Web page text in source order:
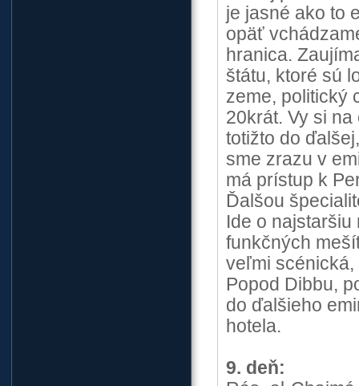
je jasné ako to
opäť
hranica.
štátu, ktoré sú
zeme, politický
20krát. Vy si
totižto do
sme zrazu v
má prístup k
Ďalšou
Ide o
funkčných
veľmi scénická,
Popod Dibbu,
do ďalšieho
hotela.
9. deň: